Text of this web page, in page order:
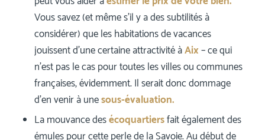
Vous savez (et même s’il y a des subtilités à
considérer) que les habitations de vacances
jouissent d’une certaine attractivité àAix– ce qui
n’est pas le cas pour toutes les villes ou communes
françaises, évidemment. Il serait donc dommage
d’en venir à unesous-évaluation.
La mouvance desécoquartiersfait également des
émules pour cette perle de la Savoie. Au début de